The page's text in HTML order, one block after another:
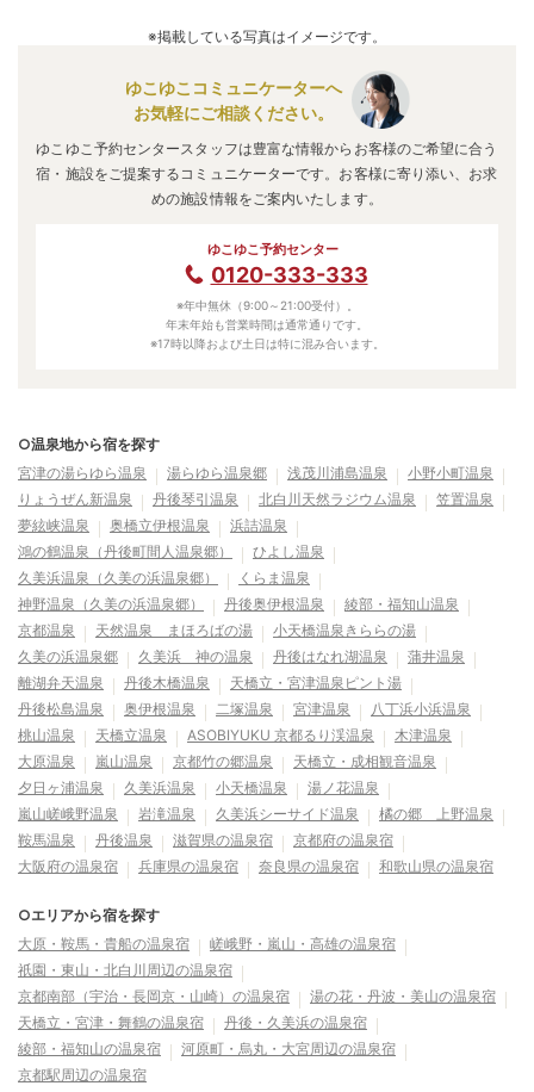
※掲載している写真はイメージです。
ゆこゆこコミュニケーターへ
お気軽にご相談ください。
ゆこゆこ予約センタースタッフは豊富な情報からお客様のご希望に合う
宿・施設をご提案するコミュニケーターです。お客様に寄り添い、お求
めの施設情報をご案内いたします。
ゆこゆこ予約センター
0120-333-333
※年中無休（9:00～21:00受付）。
年末年始も営業時間は通常通りです。
※17時以降および土日は特に混み合います。
○温泉地から宿を探す
宮津の湯らゆら温泉
湯らゆら温泉郷 浅茂川浦島温泉
小野小町温泉
りょうぜん新温泉
丹後琴引温泉 北白川天然ラジウム温泉
笠置温泉
夢絃峡温泉
奥橋立伊根温泉
浜詰温泉
鴻の鶴温泉（丹後町間人温泉郷）
ひよし温泉
久美浜温泉（久美の浜温泉郷）
くらま温泉
神野温泉（久美の浜温泉郷）
丹後奥伊根温泉
綾部・福知山温泉
京都温泉
天然温泉 まほろばの湯
小天橋温泉きららの湯
久美の浜温泉郷
久美浜 神の温泉 丹後はなれ湖温泉
蒲井温泉
離湖弁天温泉
丹後木橋温泉
天橋立・宮津温泉ピント湯
丹後松島温泉
奥伊根温泉 二塚温泉 宮津温泉
八丁浜小浜温泉
桃山温泉
天橋立温泉 ASOBIYUKU 京都るり渓温泉
木津温泉
大原温泉
嵐山温泉 京都竹の郷温泉
天橋立・成相観音温泉
夕日ヶ浦温泉
久美浜温泉 小天橋温泉
湯ノ花温泉
嵐山嵯峨野温泉
岩滝温泉 久美浜シーサイド温泉
橘の郷 上野温泉
鞍馬温泉
丹後温泉 滋賀県の温泉宿
京都府の温泉宿
大阪府の温泉宿
兵庫県の温泉宿 奈良県の温泉宿 和歌山県の温泉宿
○エリアから宿を探す
大原・鞍馬・貴船の温泉宿
嵯峨野・嵐山・高雄の温泉宿
祇園・東山・北白川周辺の温泉宿
京都南部（宇治・長岡京・山崎）の温泉宿
湯の花・丹波・美山の温泉宿
天橋立・宮津・舞鶴の温泉宿
丹後・久美浜の温泉宿
綾部・福知山の温泉宿
河原町・烏丸・大宮周辺の温泉宿
京都駅周辺の温泉宿